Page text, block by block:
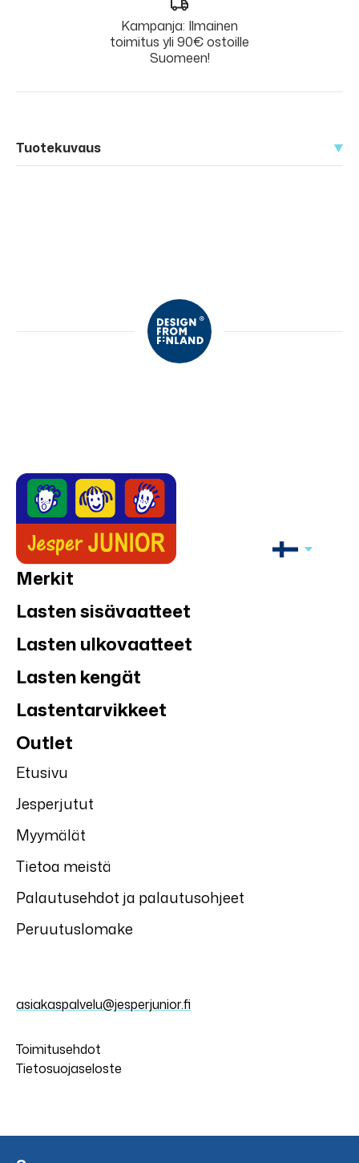
Kampanja: Ilmainen
toimitus yli 90€ ostoille
Suomeen!
Tuotekuvaus
Merkit
Lasten sisävaatteet
Lasten ulkovaatteet
Lasten kengät
Lastentarvikkeet
Outlet
Etusivu
Jesperjutut
Myymälät
Tietoa meistä
Palautusehdot ja palautusohjeet
Peruutuslomake
asiakaspalvelu@jesperjunior.fi
Toimitusehdot
Tietosuojaseloste